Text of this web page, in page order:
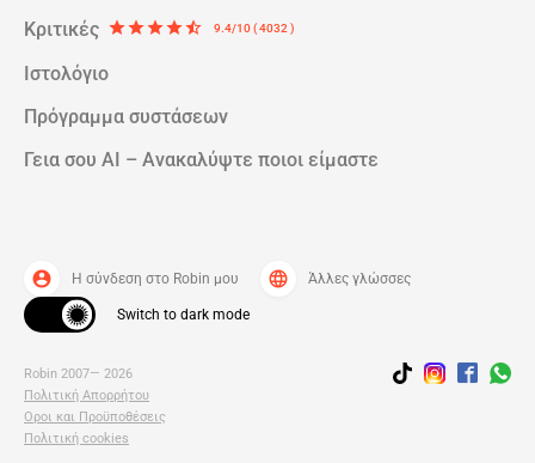
Κριτικές starstarstarstarstar_half 9.4/10 ( 4032 )
Ιστολόγιο
Πρόγραμμα συστάσεων
Γεια σου AI – Ανακαλύψτε ποιοι είμαστε
account_circle Η σύνδεση στο Robin μου language Άλλες γλώσσες
Switch to dark mode
Robin 2007— 2026
Πολιτική Απορρήτου
Οροι και Προϋποθέσεις
Πολιτική cookies